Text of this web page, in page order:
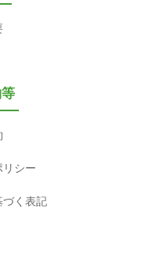
リシー
づく表記